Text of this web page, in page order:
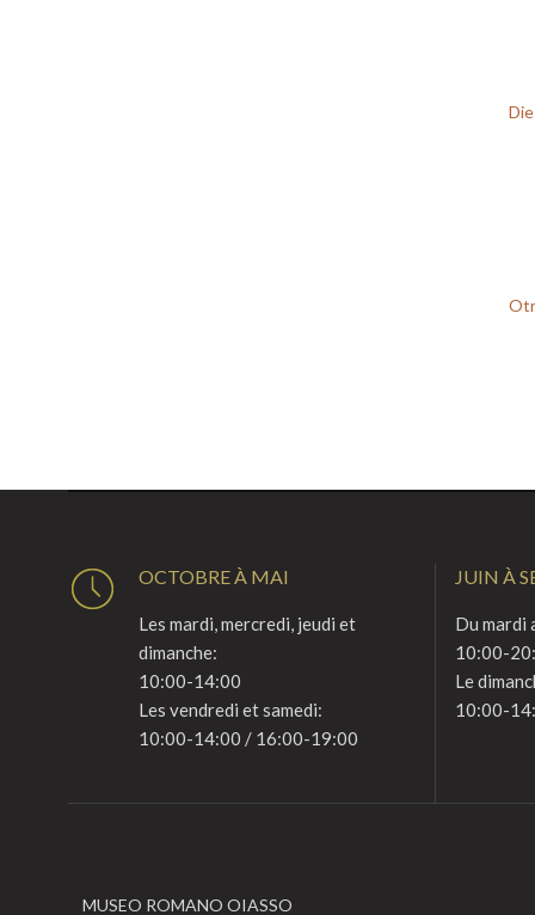
OCTOBRE À MAI
Les mardi, mercredi, jeudi et
dimanche:
10:00-14:00
Les vendredi et samedi:
10:00-14:00 / 16:00-19:00
JUIN À
Du mardi
10:00-
Le
10:00-
MUSEO ROMANO OIASSO